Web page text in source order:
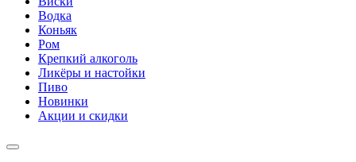
Водка
Коньяк
Ром
Крепкий алкоголь
Ликёры и настойки
Пиво
Новинки
Акции и скидки